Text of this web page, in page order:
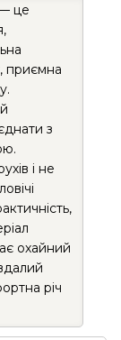
це
приємна
з
і не
охайний
річ